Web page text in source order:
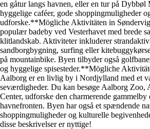
en gåtur langs havnen, eller en tur på Dybbøl
hyggelige caféer, gode shoppingmuligheder
udforske.**Mögliche Aktivitäten in
populær badeby ved Vesterhavet med brede
klitlandskab. Aktiviteter inkluderer
sandborgbygning, surfing eller
på mountainbike. Byen tilbyder også
og hyggelige spisesteder.**Mögliche
Aalborg er en livlig by i Nordjylland med et
seværdigheder. Du kan besøge Aalborg Zoo,
Center, udforske den charmerende
havnefronten. Byen har også et spændende
shoppingmuligheder og kulturelle
disse beskrivelser er nyttige!